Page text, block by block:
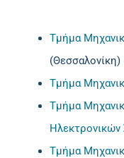
Τμήμα
(Θεσσαλονίκη)
Τμήμα
Τμήμα
Τμήμα